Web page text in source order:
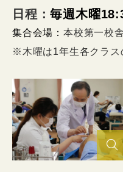
日程：毎週木曜
集合会場： 本校第一校
※木曜は1年生各クラス